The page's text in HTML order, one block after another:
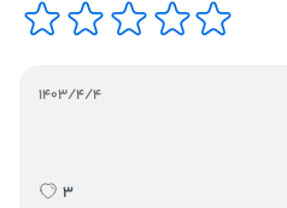
1403/4/4
3